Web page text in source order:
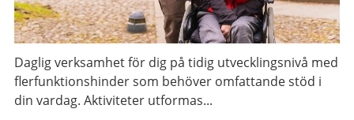
Daglig verksamhet för dig på tidig utvecklingsnivå med
flerfunktionshinder som behöver omfattande stöd i
din vardag. Aktiviteter utformas...